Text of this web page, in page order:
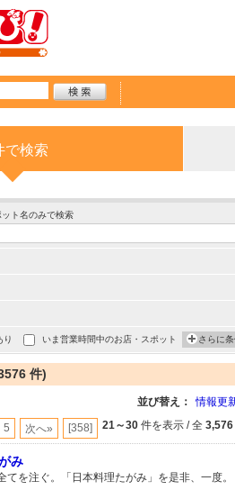
で検索
ット名のみで検索
り いま営業時間中のお店・スポット さらに
件)
並び替え： 情報更
5 次へ» [358] 21～30 件を表示 / 全 3,576
み
てを注ぐ。「日本料理たがみ」を是非、一度